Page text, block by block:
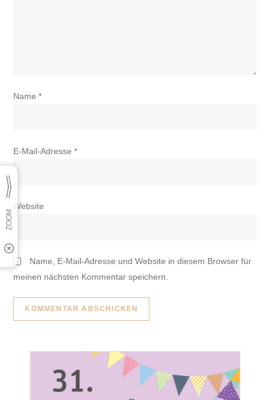
Name*
E-Mail-Adresse*
Website
Name, E-Mail-Adresse und Website in diesem Browser für
meinen nächsten Kommentar speichern.